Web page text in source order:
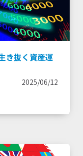
き抜く資産運
2025/06/12